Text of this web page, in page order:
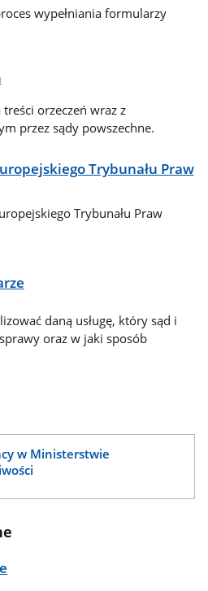
wypełniania formularzy
orzeczeń wraz z
przez sądy powszechne.
Trybunału Praw
Trybunału Praw
daną usługę, który sąd i
oraz w jaki sposób
w Ministerstwie